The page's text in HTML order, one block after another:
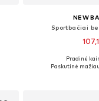
NEW
Sportbačiai
Yra
Pradinė
Paskutinė